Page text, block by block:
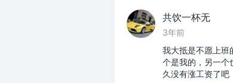
共饮一杯无
3年前
我大抵是不愿上班
个是我的，另一个
久没有涨工资了吧